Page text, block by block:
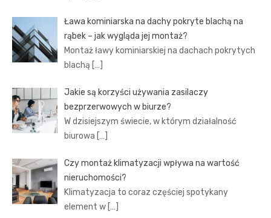
Ława kominiarska na dachy pokryte blachą na
rąbek – jak wygląda jej montaż?
Montaż ławy kominiarskiej na dachach pokrytych
blachą […]
Jakie są korzyści używania zasilaczy
bezprzerwowych w biurze?
W dzisiejszym świecie, w którym działalność
biurowa […]
Czy montaż klimatyzacji wpływa na wartość
nieruchomości?
Klimatyzacja to coraz częściej spotykany
element w […]